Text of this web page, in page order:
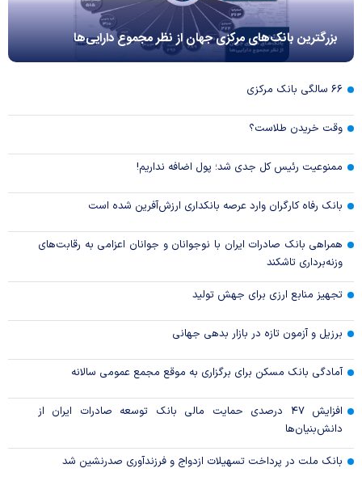
بزرگترین بانک‌های مرکزی جهان از نظر مجموع دارایی‌ها
۶۶ سالگی بانک مرکزی
وقت خریدن طلاست؟
ممنوعیت رئیس کل جدی شد؛ پول اضافه نداریم!
بانک رفاه کارگران وارد عرصه بانکداری ارزش‌آفرین شده است
همراهی بانک صادرات ایران با نوجوانان و جوانان اعزامی به رقابت‌های
وزنه‌برداری تاشکند
تجهیز منابع ارزی برای جهش تولید
برزیل و آزمون تازه در بازار بدهی جهانی
آمادگی بانک مسکن برای برگزاری به موقع مجمع عمومی سالانه
افزایش ۴۷ درصدی حمایت مالی بانک توسعه صادرات ایران از
دانش‌بنیان‌ها
بانک ملت در پرداخت تسهیلات ازدواج و فرزندآوری صدرنشین شد